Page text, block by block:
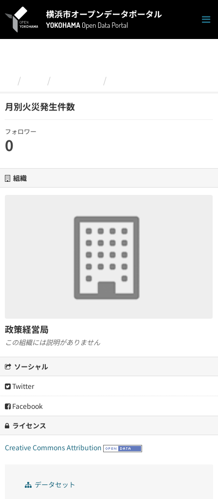
キ
月別火災発生件数
フォロワー
0
組織
政策経営局
この組織には説明がありません
ソーシャル
Twitter
Facebook
ライセンス
Creative Commons Attribution
データセット